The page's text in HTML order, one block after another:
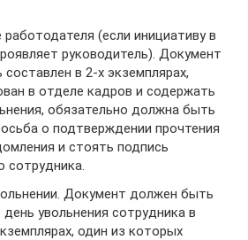
(если инициативу в
руководитель). Документ
в 2-х экземплярах,
в отделе кадров и содержать
обязательно должна быть
о подтверждении прочтения
и стоять подпись
сотрудника.
Документ должен быть
день увольнения сотрудника в
один из которых